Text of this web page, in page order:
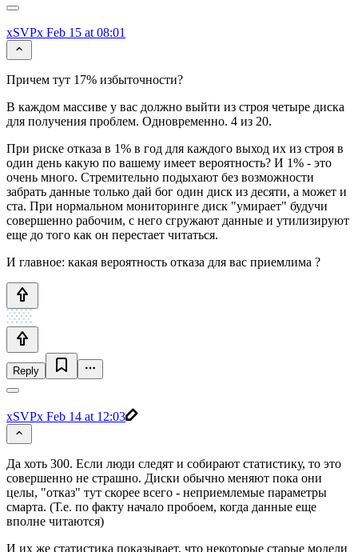
xSVPx Feb 15 at 08:01
Причем тут 17% избыточности?
В каждом массиве у вас должно выйти из строя четыре диска
для получения проблем. Одновременно. 4 из 20.
При риске отказа в 1% в год для каждого выход их из строя в
один день какую по вашему имеет вероятность? И 1% - это
очень много. Стремительно подыхают без возможности
забрать данные только дай бог один диск из десяти, а может и
ста. При нормальном мониторинге диск "умирает" будучи
совершенно рабочим, с него сгружают данные и утилизируют
еще до того как он перестает читаться.
И главное: какая вероятность отказа для вас приемлима ?
Reply
xSVPx Feb 14 at 12:03
Да хоть 300. Если люди следят и собирают статистику, то это
совершенно не страшно. Диски обычно меняют пока они
целы, "отказ" тут скорее всего - неприемлемые параметры
смарта. (Т.е. по факту начало пробоем, когда данные еще
вполне читаются)
И их же статистика показывает, что некоторые старые модели